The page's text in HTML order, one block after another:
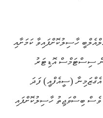
ހާސިލުކޮށްފައިވާ ކަމަށާއި
ސިސްޓަމްސް އޮޑިޓަރު
(ސީއެފްއީ) ފަދަ
ބިސްވަޖިތު ހާސިލުކޮށްފައި